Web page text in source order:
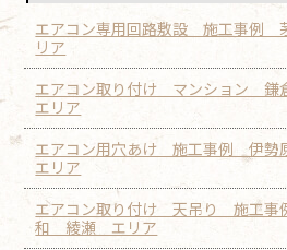
エアコン専用回路敷設 施工事
リア
エアコン取り付け マンション
エリア
エアコン用穴あけ 施工事例 伊
エリア
エアコン取り付け 天吊り 施工
和 綾瀬 エリア